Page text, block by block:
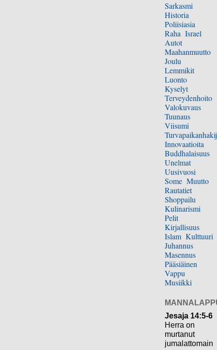
Sarkasmi
Historia
Poliisiasia
Raha Israel
Autot
Maahanmuutto
Joulu
Lemmikit
Luonto
Kyselyt
Terveydenhoito
Valokuvaus
Tuunaus
Viisumi
Innovaatioita
Buddhalaisuus
Unelmat
Uusivuosi
Some Muutto
Rautatiet
Shoppailu
Kulinarismi
Pelit
Kirjallisuus
Islam Kulttuuri
Juhannus
Masennus
Pääsiäinen
Vappu
Musiikki
Jesaja 14:5-6
Herra on
murtanut
jumalattomain